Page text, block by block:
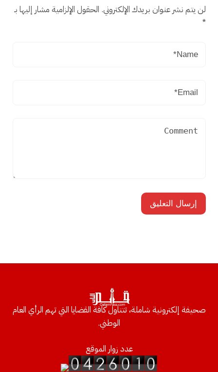
لن يتم نشر عنوان بريدك الإلكتروني. الحقول الإلزامية مشار إليها بـ
*
صحيفة إلكترونية شاملة، تتناول كافة القضايا التي تهم الرأي العام
الوطني.
عدد زوار الموقع